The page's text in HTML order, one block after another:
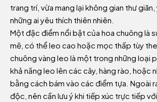
trang trí, vừa mang lại không gian thư
những ai yêu thích thiên nhiên.
Một đặc điểm nổi bật của hoa chuông là
mẽ, có thể leo cao hoặc mọc thấp tùy
chuông vàng leo là một trong những loại
khả năng leo lên các cây, hàng rào, hoặc
bằng cách bám vào các điểm tựa. Ngoài
độc, nên cần lưu ý khi tiếp xúc trực tiếp